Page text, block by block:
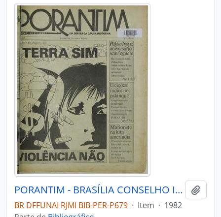
PORANTIM - BRASÍLIA CONSELHO INDIGENISTA MISSIONÁRIO - 1982 - Nº45
BR DFFUNAI RJMI BIB-PER-P679 · Item · 1982